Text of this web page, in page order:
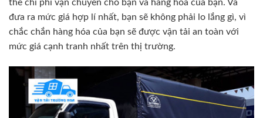
thể chi phí vận chuyển cho bạn và hàng hóa của bạn. Và
đưa ra mức giá hợp lí nhất, bạn sẽ không phải lo lắng gì, vì
chắc chắn hàng hóa của bạn sẽ được vận tải an toàn với
mức giá cạnh tranh nhất trên thị trường.